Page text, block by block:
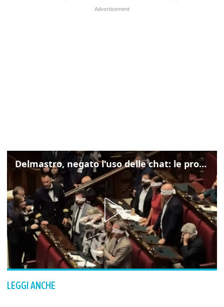
Delmastro, negato l'uso delle chat: le proteste di Avs e M5s
LEGGI ANCHE